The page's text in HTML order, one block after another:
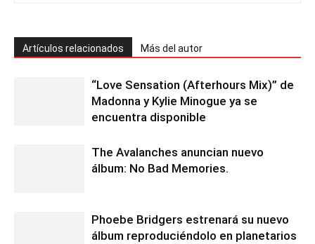
Artículos relacionados Más del autor
“Love Sensation (Afterhours Mix)” de
Madonna y Kylie Minogue ya se
encuentra disponible
The Avalanches anuncian nuevo
álbum: No Bad Memories.
Phoebe Bridgers estrenará su nuevo
álbum reproduciéndolo en planetarios